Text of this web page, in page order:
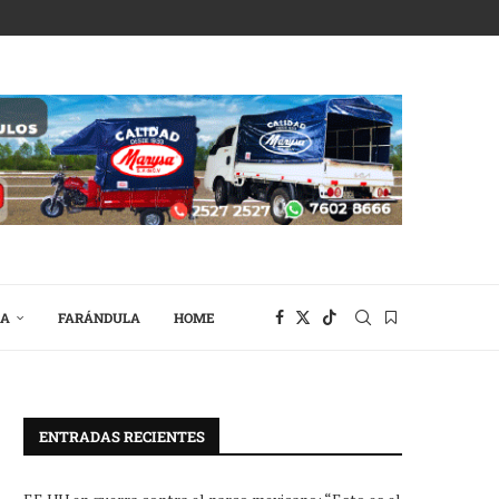
FARÁNDULA HOME
ENTRADAS RECIENTES